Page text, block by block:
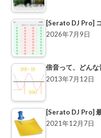
[Serato DJ Pro]
2026年7月9日
倍音って、どんな
2013年7月12日
[Serato DJ Pro]
2021年12月7日